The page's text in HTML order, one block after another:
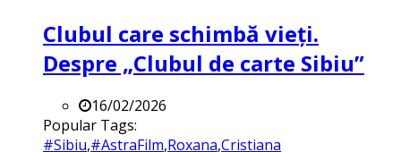
Clubul care schimbă vieți.
Despre „Clubul de carte Sibiu”
16/02/2026
Popular Tags:
#Sibiu,#AstraFilm,Roxana,Cristiana